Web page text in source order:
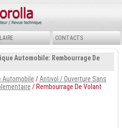
CONTACTS
Automobile: Rembourrage De
Automobile /Antivol / Ouverture Sans
/ Rembourrage De Volant